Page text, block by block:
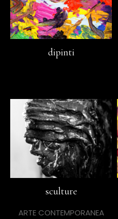
dipinti
sculture
ARTE CONTEMPORANEA